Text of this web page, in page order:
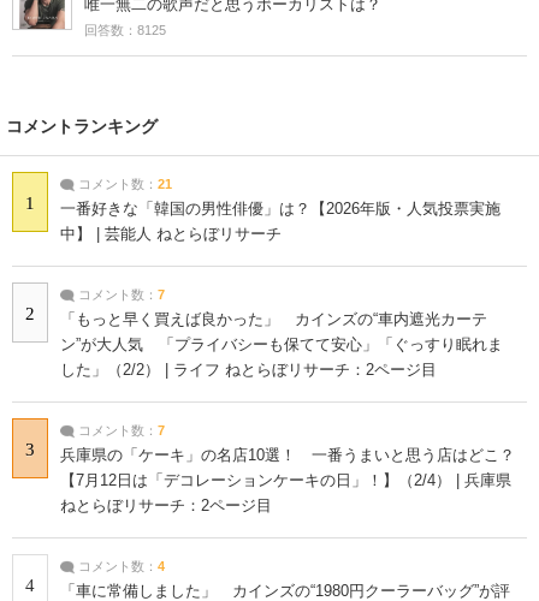
唯一無二の歌声だと思うボーカリストは？
回答数：8125
コメントランキング
1
コメント数： 21
一番好きな「韓国の男性俳優」は？【2026年版・人気投票実施
中】 | 芸能人 ねとらぼリサーチ
2
コメント数： 7
「もっと早く買えば良かった」 カインズの“車内遮光カーテ
ン”が大人気 「プライバシーも保てて安心」「ぐっすり眠れま
した」（2/2） | ライフ ねとらぼリサーチ：2ページ目
3
コメント数： 7
兵庫県の「ケーキ」の名店10選！ 一番うまいと思う店はどこ？
【7月12日は「デコレーションケーキの日」！】（2/4） | 兵庫県
ねとらぼリサーチ：2ページ目
4
コメント数： 4
「車に常備しました」 カインズの“1980円クーラーバッグ”が評